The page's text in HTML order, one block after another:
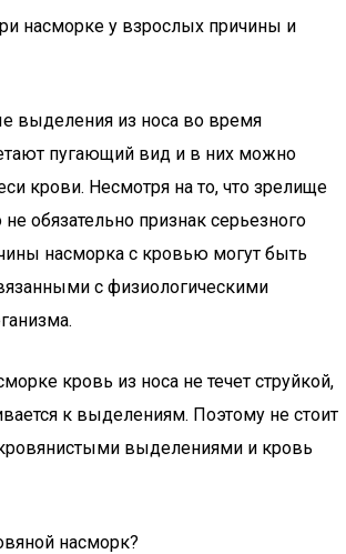
насморке у взрослых причины и
выделения из носа во время
пугающий вид и в них можно
крови. Несмотря на то, что зрелище
обязательно признак серьезного
насморка с кровью могут быть
с физиологическими
кровь из носа не течет струйкой,
к выделениям. Поэтому не стоит
выделениями и кровь
насморк?